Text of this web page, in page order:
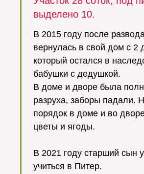
выделено 10.
В 2015 году после
вернулась в свой дом с 2
который остался в
бабушки с дедушкой.
В доме и дворе была
разруха, заборы падали.
порядок в доме и во
цветы и ягоды.
В 2021 году старший сын
учиться в Питер.